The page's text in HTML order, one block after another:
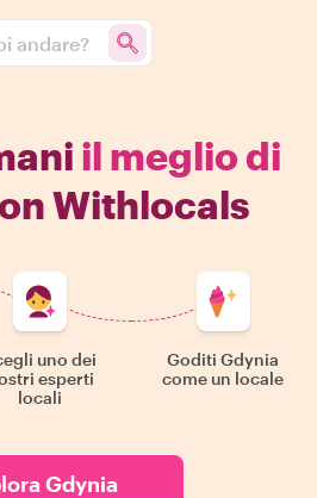
andare?
il meglio di
Withlocals
uno dei
esperti
locali
Goditi Gdynia
come un locale
Gdynia